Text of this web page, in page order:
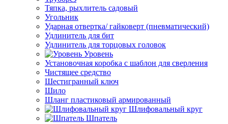
Тяпка, рыхлитель садовый
Угольник
Ударная отвертка/ гайковерт (пневматический)
Удлинитель для бит
Удлинитель для торцовых головок
Уровень
Установочная коробка с шаблон для сверления
Чистящее средство
Шестигранный ключ
Шило
Шланг пластиковый армированный
Шлифовальный круг
Шпатель